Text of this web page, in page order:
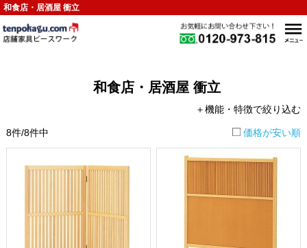
和食店・居酒屋 衝立
和食店・居酒屋 衝立
＋機能・特徴で絞り込む
8件/8件中 価格が安い順